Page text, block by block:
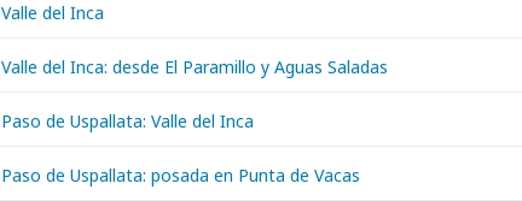
Valle del Inca
Valle del Inca: desde El Paramillo y Aguas Saladas
Paso de Uspallata: Valle del Inca
Paso de Uspallata: posada en Punta de Vacas